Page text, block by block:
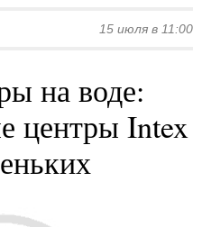
15 июля в 11:00
на воде:
центры Intex